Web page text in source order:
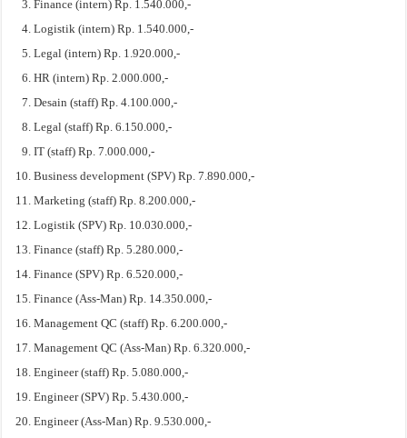
Finance (intern) Rp. 1.540.000,-
Logistik (intern) Rp. 1.540.000,-
Legal (intern) Rp. 1.920.000,-
HR (intern) Rp. 2.000.000,-
Desain (staff) Rp. 4.100.000,-
Legal (staff) Rp. 6.150.000,-
IT (staff) Rp. 7.000.000,-
Business development (SPV) Rp. 7.890.000,-
Marketing (staff) Rp. 8.200.000,-
Logistik (SPV) Rp. 10.030.000,-
Finance (staff) Rp. 5.280.000,-
Finance (SPV) Rp. 6.520.000,-
Finance (Ass-Man) Rp. 14.350.000,-
Management QC (staff) Rp. 6.200.000,-
Management QC (Ass-Man) Rp. 6.320.000,-
Engineer (staff) Rp. 5.080.000,-
Engineer (SPV) Rp. 5.430.000,-
Engineer (Ass-Man) Rp. 9.530.000,-